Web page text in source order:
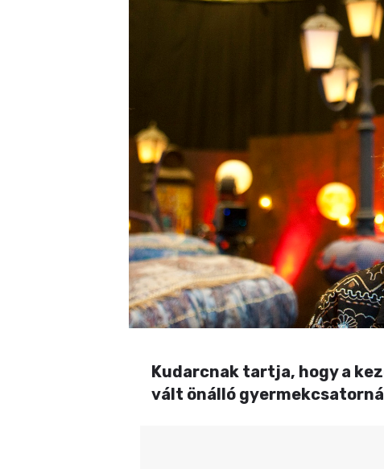
Kudarcnak tartja, hogy a
vált önálló